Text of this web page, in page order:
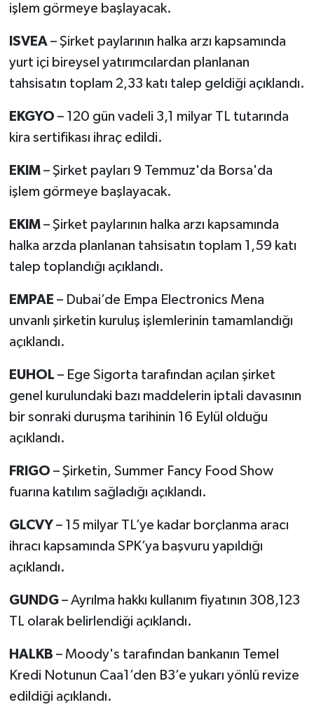
işlem görmeye başlayacak.
ISVEA – Şirket paylarının halka arzı kapsamında
yurt içi bireysel yatırımcılardan planlanan
tahsisatın toplam 2,33 katı talep geldiği açıklandı.
EKGYO – 120 gün vadeli 3,1 milyar TL tutarında
kira sertifikası ihraç edildi.
EKIM – Şirket payları 9 Temmuz'da Borsa'da
işlem görmeye başlayacak.
EKIM – Şirket paylarının halka arzı kapsamında
halka arzda planlanan tahsisatın toplam 1,59 katı
talep toplandığı açıklandı.
EMPAE – Dubai’de Empa Electronics Mena
unvanlı şirketin kuruluş işlemlerinin tamamlandığı
açıklandı.
EUHOL – Ege Sigorta tarafından açılan şirket
genel kurulundaki bazı maddelerin iptali davasının
bir sonraki duruşma tarihinin 16 Eylül olduğu
açıklandı.
FRIGO – Şirketin, Summer Fancy Food Show
fuarına katılım sağladığı açıklandı.
GLCVY – 15 milyar TL’ye kadar borçlanma aracı
ihracı kapsamında SPK’ya başvuru yapıldığı
açıklandı.
GUNDG – Ayrılma hakkı kullanım fiyatının 308,123
TL olarak belirlendiği açıklandı.
HALKB – Moody's tarafından bankanın Temel
Kredi Notunun Caa1’den B3’e yukarı yönlü revize
edildiği açıklandı.